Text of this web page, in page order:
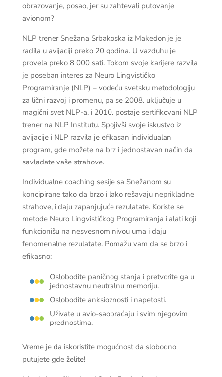
obrazovanje, posao, jer su zahtevali putovanje
avionom?
NLP trener Snežana Srbakoska iz Makedonije je
radila u avijaciji preko 20 godina. U vazduhu je
provela preko 8 000 sati. Tokom svoje karijere razvila
je poseban interes za Neuro Lingvističko
Programiranje (NLP) – vodeću svetsku metodologiju
za lični razvoj i promenu, pa se 2008. uključuje u
magični svet NLP-a, i 2010. postaje sertifikovani NLP
trener na NLP Institutu. Spojivši svoje iskustvo iz
avijacije i NLP razvila je efikasan individualan
program, gde možete na brz i jednostavan način da
savladate vaše strahove.
Individualne coaching sesije sa Snežanom su
koncipirane tako da brzo i lako rešavaju neprikladne
strahove, i daju zapanjujuće rezulatate. Koriste se
metode Neuro Lingvističkog Programiranja i alati koji
funkcionišu na nesvesnom nivou uma i daju
fenomenalne rezulatate. Pomažu vam da se brzo i
efikasno:
Oslobodite paničnog stanja i pretvorite ga u
jednostavnu neutralnu memoriju.
Oslobodite anksioznosti i napetosti.
Uživate u avio-saobraćaju i svim njegovim
prednostima.
Vreme je da iskoristite mogućnost da slobodno
putujete gde želite!